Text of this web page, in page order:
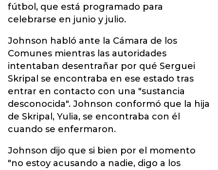
fútbol, que está programado para
celebrarse en junio y julio.
Johnson habló ante la Cámara de los
Comunes mientras las autoridades
intentaban desentrañar por qué Serguei
Skripal se encontraba en ese estado tras
entrar en contacto con una "sustancia
desconocida". Johnson conformó que la hija
de Skripal, Yulia, se encontraba con él
cuando se enfermaron.
Johnson dijo que si bien por el momento
"no estoy acusando a nadie, digo a los